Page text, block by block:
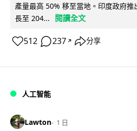
產量最高 50% 移至當地。印度政府
長至 204...
閱讀全文
512 237 ↗ 分享
人工智能
Lawton 1 日